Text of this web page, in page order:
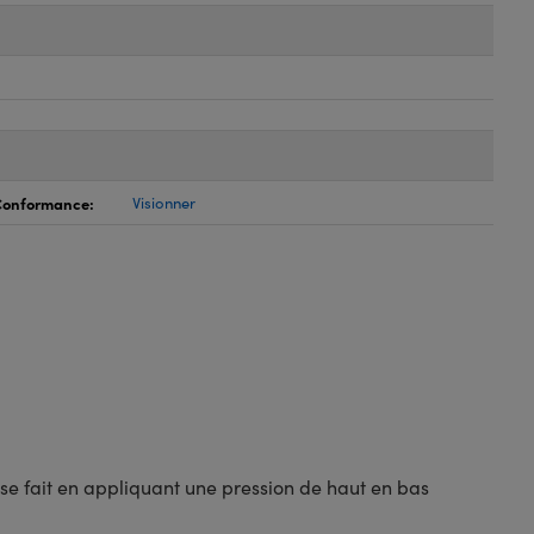
Visionner
fait en appliquant une pression de haut en bas